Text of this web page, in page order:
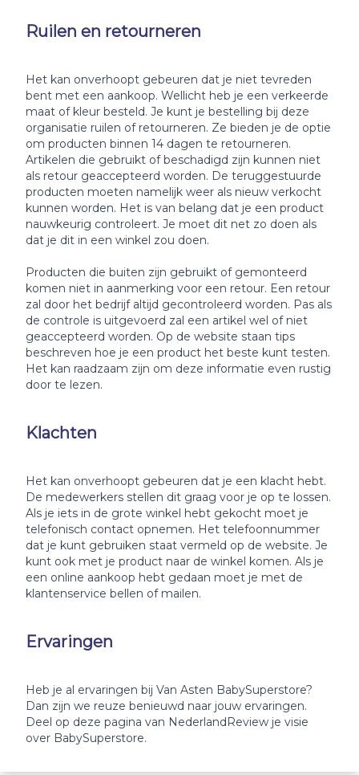
Ruilen en retourneren
Het kan onverhoopt gebeuren dat je niet tevreden
bent met een aankoop. Wellicht heb je een verkeerde
maat of kleur besteld. Je kunt je bestelling bij deze
organisatie ruilen of retourneren. Ze bieden je de optie
om producten binnen 14 dagen te retourneren.
Artikelen die gebruikt of beschadigd zijn kunnen niet
als retour geaccepteerd worden. De teruggestuurde
producten moeten namelijk weer als nieuw verkocht
kunnen worden. Het is van belang dat je een product
nauwkeurig controleert. Je moet dit net zo doen als
dat je dit in een winkel zou doen.
Producten die buiten zijn gebruikt of gemonteerd
komen niet in aanmerking voor een retour. Een retour
zal door het bedrijf altijd gecontroleerd worden. Pas als
de controle is uitgevoerd zal een artikel wel of niet
geaccepteerd worden. Op de website staan tips
beschreven hoe je een product het beste kunt testen.
Het kan raadzaam zijn om deze informatie even rustig
door te lezen.
Klachten
Het kan onverhoopt gebeuren dat je een klacht hebt.
De medewerkers stellen dit graag voor je op te lossen.
Als je iets in de grote winkel hebt gekocht moet je
telefonisch contact opnemen. Het telefoonnummer
dat je kunt gebruiken staat vermeld op de website. Je
kunt ook met je product naar de winkel komen. Als je
een online aankoop hebt gedaan moet je met de
klantenservice bellen of mailen.
Ervaringen
Heb je al ervaringen bij Van Asten BabySuperstore?
Dan zijn we reuze benieuwd naar jouw ervaringen.
Deel op deze pagina van NederlandReview je visie
over BabySuperstore.